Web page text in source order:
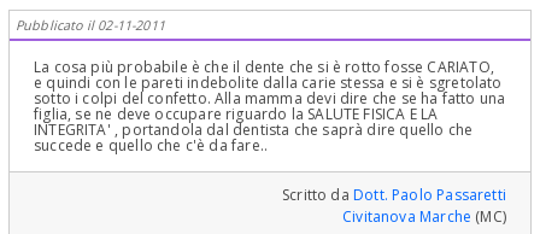
Pubblicato il 02-11-2011
La cosa più probabile è che il dente che si è rotto fosse CARIATO,
e quindi con le pareti indebolite dalla carie stessa e si è sgretolato
sotto i colpi del confetto. Alla mamma devi dire che se ha fatto una
figlia, se ne deve occupare riguardo la SALUTE FISICA E LA
INTEGRITA' , portandola dal dentista che saprà dire quello che
succede e quello che c'è da fare..
Scritto daDott. Paolo Passaretti
Civitanova Marche (MC)